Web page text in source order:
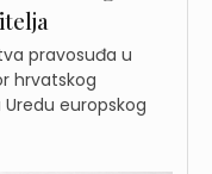
pravosuđa u
hrvatskog
europskog